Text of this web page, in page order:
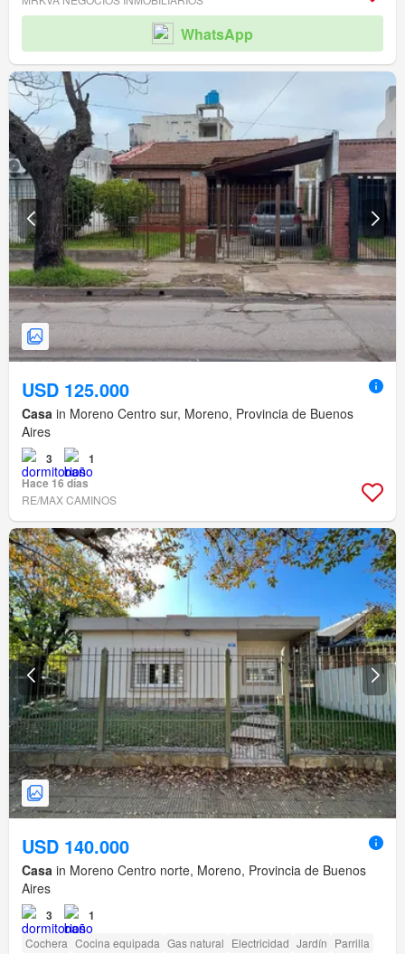
WhatsApp
USD 125.000
Casa in Moreno Centro sur, Moreno, Provincia de Buenos
Aires
3
1
Hace 16 días
RE/MAX CAMINOS
USD 140.000
Casa in Moreno Centro norte, Moreno, Provincia de Buenos
Aires
3 1
Cochera Cocina equipada Gas natural Electricidad Jardín Parrilla